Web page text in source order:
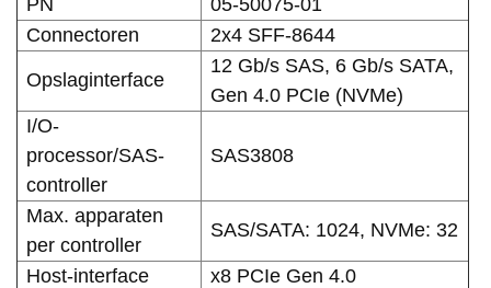
Connectoren
2x4 SFF-8644
Opslaginterface
12 Gb/s SAS, 6 Gb/s SATA,
Gen 4.0 PCIe (NVMe)
I/O-
processor/SAS-
controller
SAS3808
Max. apparaten
per controller
SAS/SATA: 1024, NVMe: 32
Host-interface
x8 PCIe Gen 4.0